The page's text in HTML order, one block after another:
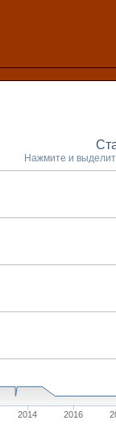
2014 2016
Нажмите и